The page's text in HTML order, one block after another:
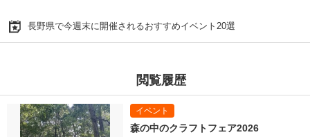
長野県で今週末に開催されるおすすめイベント20選
閲覧履歴
森の中のクラフトフェア2026